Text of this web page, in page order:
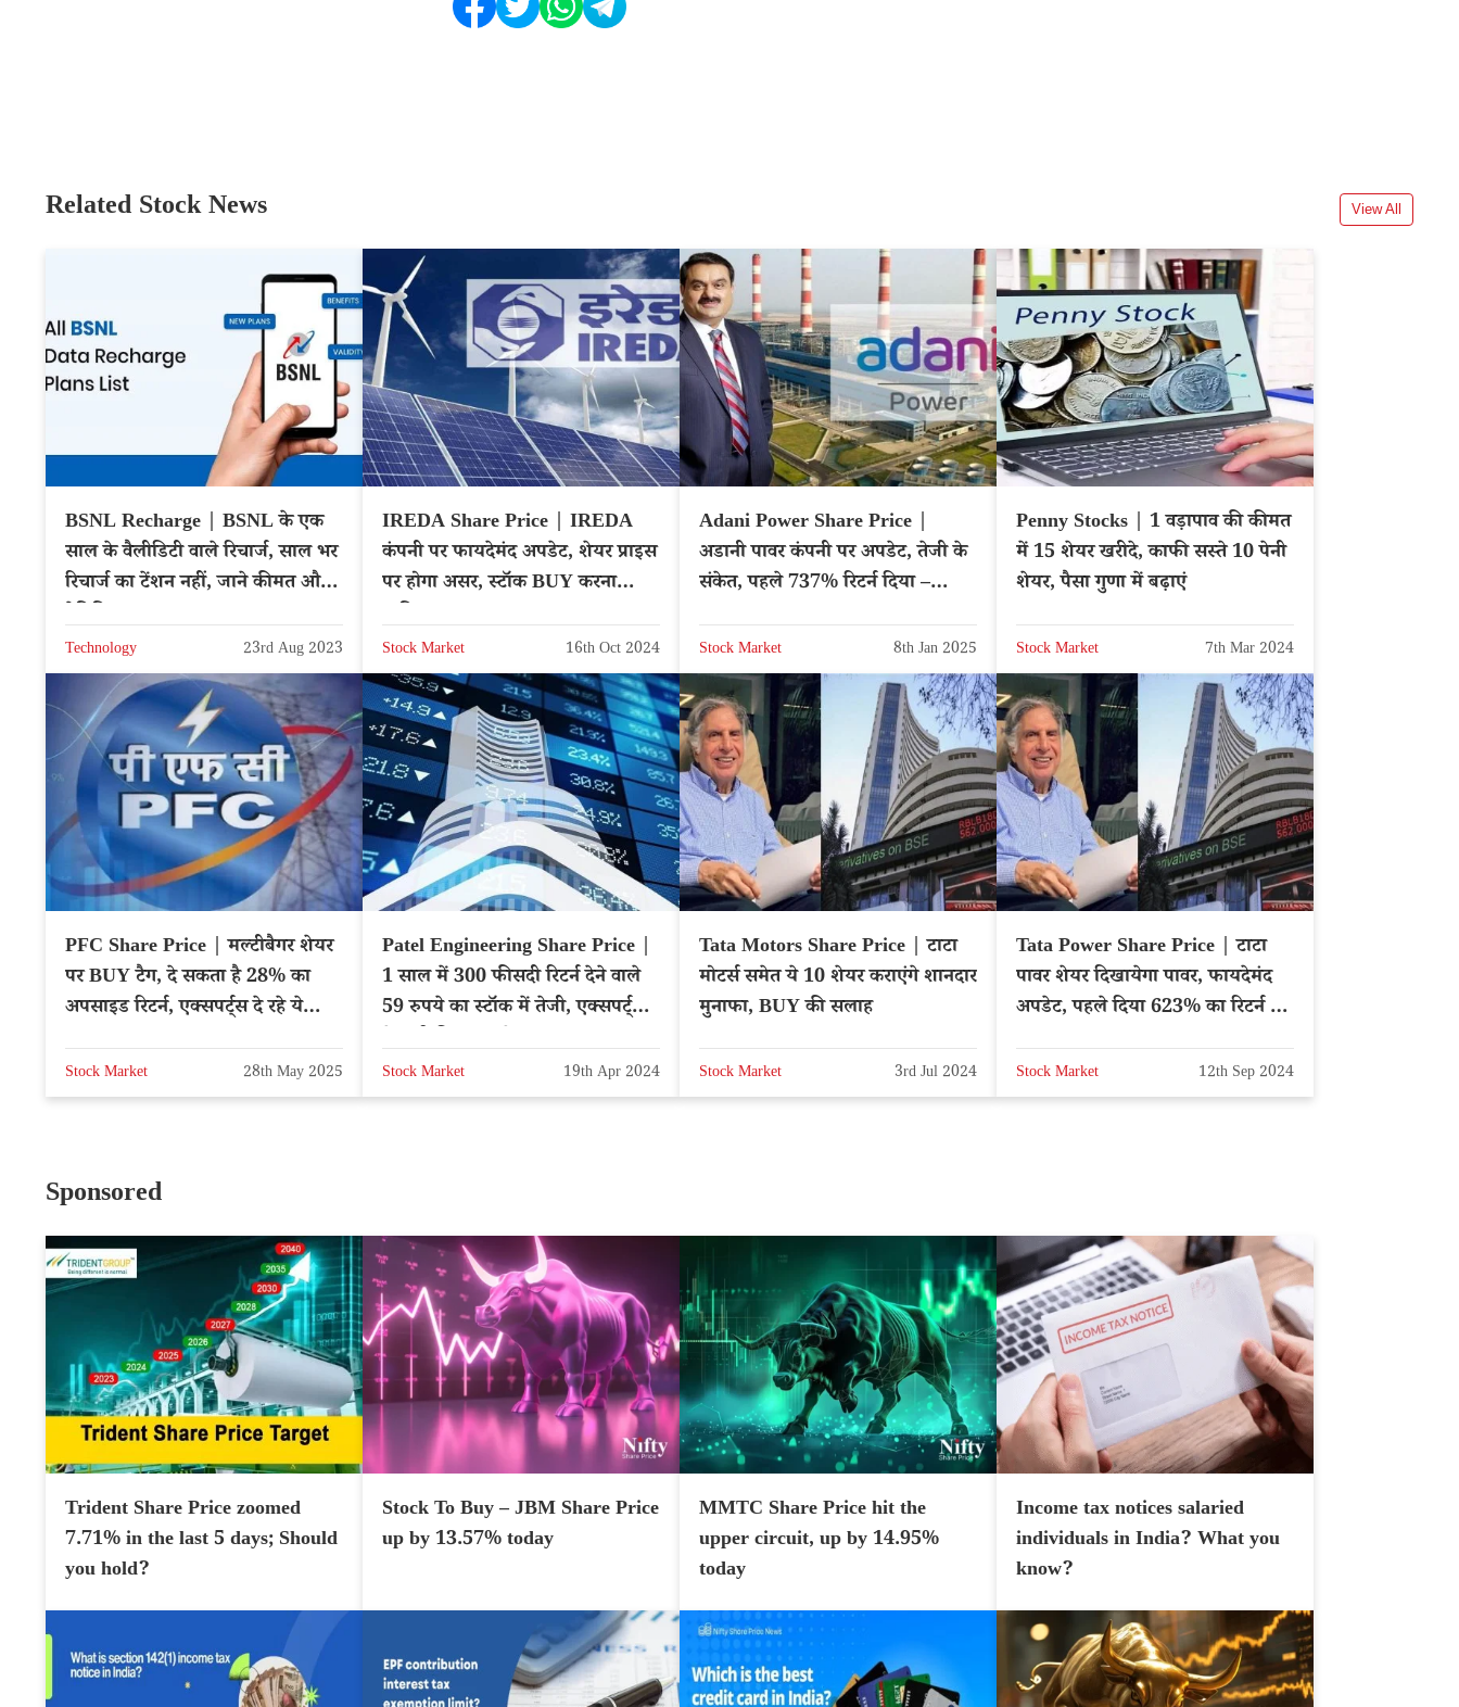
Related Stock News View All
BSNL Recharge | BSNL के एक
साल के वैलीडिटी वाले रिचार्ज, साल भर
रिचार्ज का टेंशन नहीं, जाने कीमत और
Technology 23rd Aug 2023
IREDA Share Price | IREDA
कंपनी पर फायदेमंद अपडेट, शेयर प्राइस
पर होगा असर, स्टॉक BUY करना
Stock Market 16th Oct 2024
Adani Power Share Price |
अडानी पावर कंपनी पर अपडेट, तेजी के
संकेत, पहले 737% रिटर्न दिया –
Stock Market 8th Jan 2025
Penny Stocks | 1 वड़ापाव की कीमत
में 15 शेयर खरीदे, काफी सस्ते 10 पेनी
शेयर, पैसा गुणा में बढ़ाएं
Stock Market 7th Mar 2024
PFC Share Price | मल्टीबैगर शेयर
पर BUY टैग, दे सकता है 28% का
अपसाइड रिटर्न, एक्सपर्ट्स दे रहे ये
Stock Market 28th May 2025
Patel Engineering Share Price |
1 साल में 300 फीसदी रिटर्न देने वाले
59 रुपये का स्टॉक में तेजी, एक्सपर्ट्स
Stock Market 19th Apr 2024
Tata Motors Share Price | टाटा
मोटर्स समेत ये 10 शेयर कराएंगे शानदार
मुनाफा, BUY की सलाह
Stock Market 3rd Jul 2024
Tata Power Share Price | टाटा
पावर शेयर दिखायेगा पावर, फायदेमंद
अपडेट, पहले दिया 623% का रिटर्न –
Stock Market 12th Sep 2024
Sponsored
Trident Share Price zoomed
7.71% in the last 5 days; Should
you hold?
Stock To Buy – JBM Share Price
up by 13.57% today
MMTC Share Price hit the
upper circuit, up by 14.95%
today
Income tax notices salaried
individuals in India? What you
know?